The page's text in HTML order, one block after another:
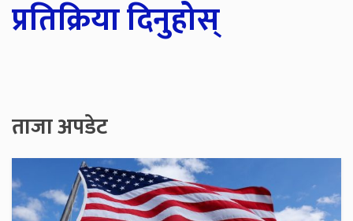
प्रतिक्रिया दिनुहोस्
ताजा अपडेट